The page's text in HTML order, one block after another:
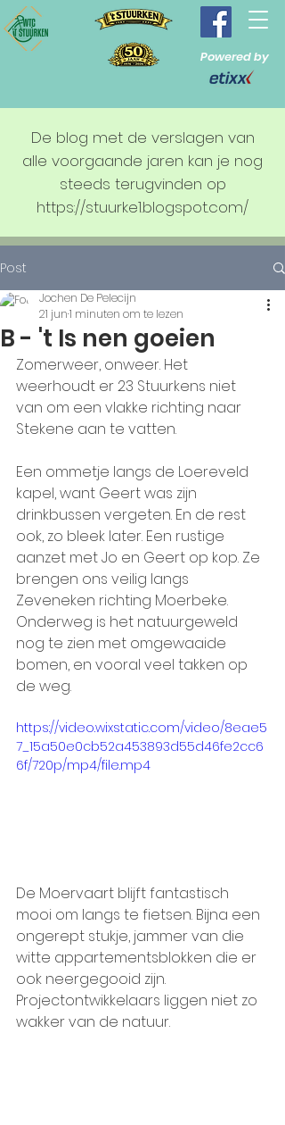
Powered by
De blog met de verslagen van
alle voorgaande jaren kan je nog
steeds terugvinden op
https://stuurke1.blogspot.com/
Post
B - 't Is nen goeien
Jochen De Pelecijn
21 jun1 minuten om te lezen
Zomerweer, onweer. Het
weerhoudt er 23 Stuurkens niet
van om een vlakke richting naar
Stekene aan te vatten.
Een ommetje langs de Loereveld
kapel, want Geert was zijn
drinkbussen vergeten. En de rest
ook, zo bleek later. Een rustige
aanzet met Jo en Geert op kop. Ze
brengen ons veilig langs
Zeveneken richting Moerbeke.
Onderweg is het natuurgeweld
nog te zien met omgewaaide
bomen, en vooral veel takken op
de weg.
https://video.wixstatic.com/video/8eae5
7_15a50e0cb52a453893d55d46fe2cc6
6f/720p/mp4/file.mp4
De Moervaart blijft fantastisch
mooi om langs te fietsen. Bijna een
ongerept stukje, jammer van die
witte appartementsblokken die er
ook neergegooid zijn.
Projectontwikkelaars liggen niet zo
wakker van de natuur.